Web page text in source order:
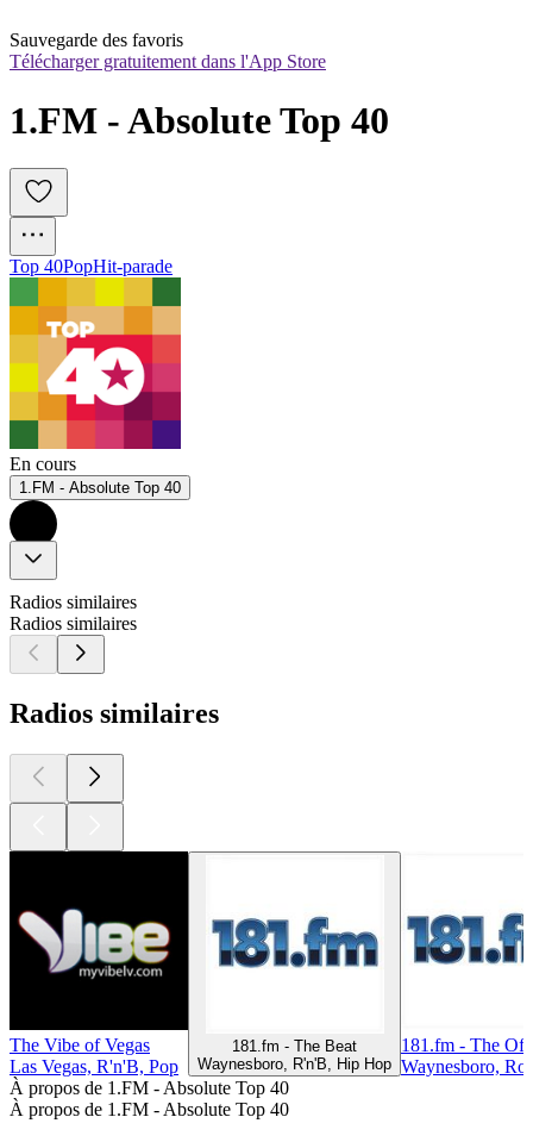
Sauvegarde des favoris
Télécharger gratuitement dans l'App Store
1.FM - Absolute Top 40
Top 40PopHit-parade
En cours
1.FM - Absolute Top 40
Radios similaires
Radios similaires
Radios similaires
The Vibe of Vegas
Las Vegas, R'n'B, Pop
181.fm - The Beat
Waynesboro, R'n'B, Hip Hop
181.fm - The
Waynesboro,
À propos de 1.FM - Absolute Top 40
À propos de 1.FM - Absolute Top 40